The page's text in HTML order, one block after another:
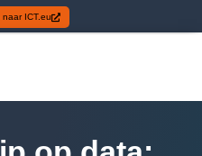
naar ICT.eu